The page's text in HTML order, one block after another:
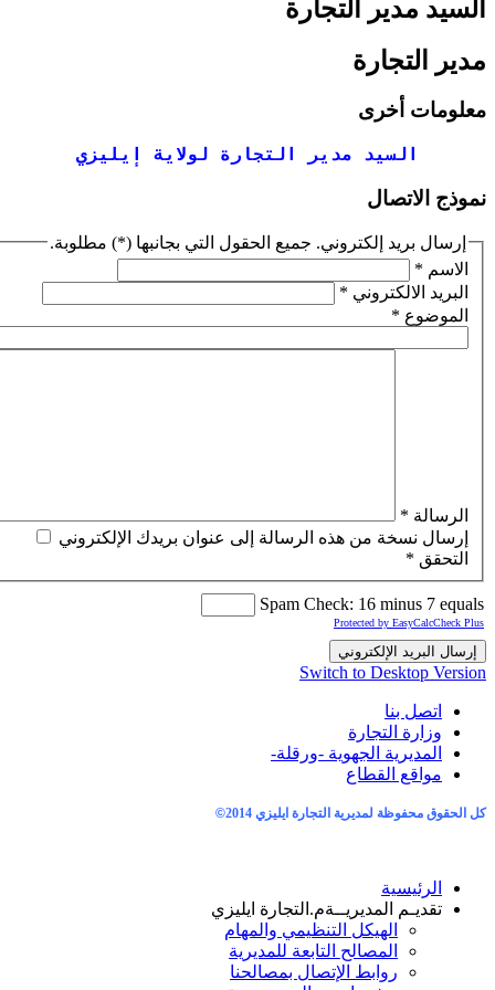
التجارة
مدير التجارة لولاية إيليزي
إلكتروني. جميع الحقول التي بجانبها (*) مطلوبة.
*
من هذه الرسالة إلى عنوان بريدك الإلكتروني
Spam Check: 16
Protected
Switch to
الجهوية -ورقلة-
التجارة ايليزي 2014 ©
م.التجارة ايليزي
التنظيمي والمهام
التابعة للمديرية
الإتصال بمصالحنا